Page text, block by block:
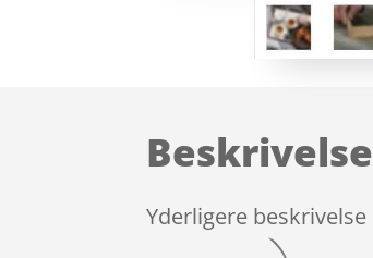
Beskrivelse
Yderligere